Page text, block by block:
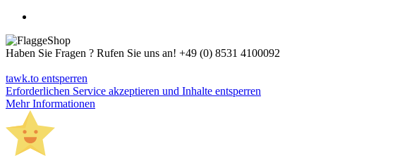
Haben Sie Fragen ? Rufen Sie uns an! +49 (0) 8531 4100092
tawk.to entsperren
Erforderlichen Service akzeptieren und Inhalte entsperren
Mehr Informationen